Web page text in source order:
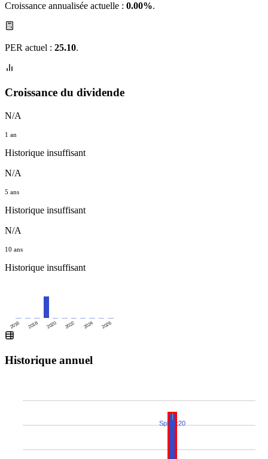
Croissance annualisée actuelle : 0.00%.
PER actuel : 25.10.
Croissance du dividende
N/A
1 an
Historique insuffisant
N/A
5 ans
Historique insuffisant
N/A
10 ans
Historique insuffisant
2016 2018 2020 2022 2024 2026
Historique annuel
Split 1:20